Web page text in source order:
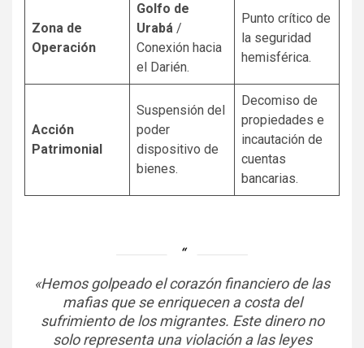
Zona de
Operación
Golfo de
Urabá /
Conexión hacia
el Darién.
Punto crítico de
la seguridad
hemisférica.
Acción
Patrimonial
Suspensión del
poder
dispositivo de
bienes.
Decomiso de
propiedades e
incautación de
cuentas
bancarias.
«Hemos golpeado el corazón financiero de las
mafias que se enriquecen a costa del
sufrimiento de los migrantes. Este dinero no
solo representa una violación a las leyes